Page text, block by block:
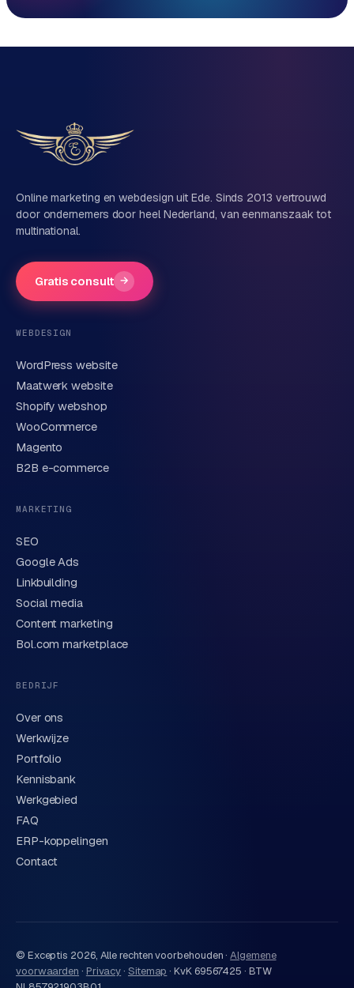
Direct persoonlijk contact, geen ticketsysteem
Vertel ons over je project
Naam
Bedrijfsnaam
Telefoonnummer(optioneel)
E-mail
Korte omschrijving van je vraag of project
Verstuur aanvraag
We behandelen je gegevens zorgvuldig conform onze
privacyverklaring
Online marketing en webdesign uit Ede. Sinds 2013 vertrouwd
door ondernemers door heel Nederland, van eenmanszaak tot
multinational.
Gratis consult →
WEBDESIGN
WordPress website
Maatwerk website
Shopify webshop
WooCommerce
Magento
B2B e-commerce
MARKETING
SEO
Google Ads
Linkbuilding
Social media
Content marketing
Bol.com marketplace
BEDRIJF
Over ons
Werkwijze
Portfolio
Kennisbank
Werkgebied
FAQ
ERP-koppelingen
Contact
© Exceptis 2026, Alle rechten voorbehouden · Algemene
voorwaarden · Privacy· Sitemap ·KvK 69567425 · BTW